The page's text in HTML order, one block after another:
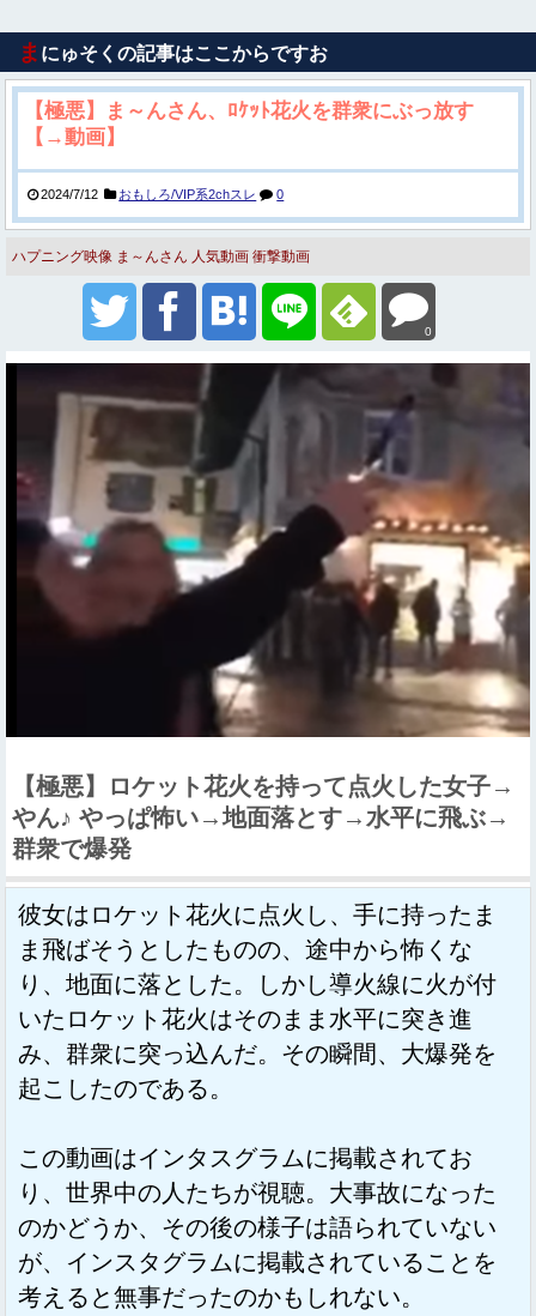
ま にゅそくの記事はここからですお
【極悪】ま～んさん、ﾛｹｯﾄ花火を群衆にぶっ放す
【→動画】
2024/7/12 おもしろ/VIP系2chスレ 0
ハプニング映像 ま～んさん 人気動画 衝撃動画
0
【極悪】ロケット花火を持って点火した女子→
やん♪ やっぱ怖い→地面落とす→水平に飛ぶ→
群衆で爆発
彼女はロケット花火に点火し、手に持ったま
ま飛ばそうとしたものの、途中から怖くな
り、地面に落とした。しかし導火線に火が付
いたロケット花火はそのまま水平に突き進
み、群衆に突っ込んだ。その瞬間、大爆発を
起こしたのである。
この動画はインタスグラムに掲載されてお
り、世界中の人たちが視聴。大事故になった
のかどうか、その後の様子は語られていない
が、インスタグラムに掲載されていることを
考えると無事だったのかもしれない。